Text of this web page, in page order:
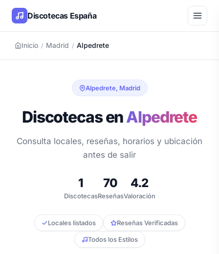
Discotecas España
Inicio / Madrid / Alpedrete
Alpedrete, Madrid
Discotecas enAlpedrete
Consulta locales, reseñas, horarios y ubicación
antes de salir
1
Discotecas
70
Reseñas
4.2
Valoración
Locales listados Reseñas Verificadas
Todos los Estilos